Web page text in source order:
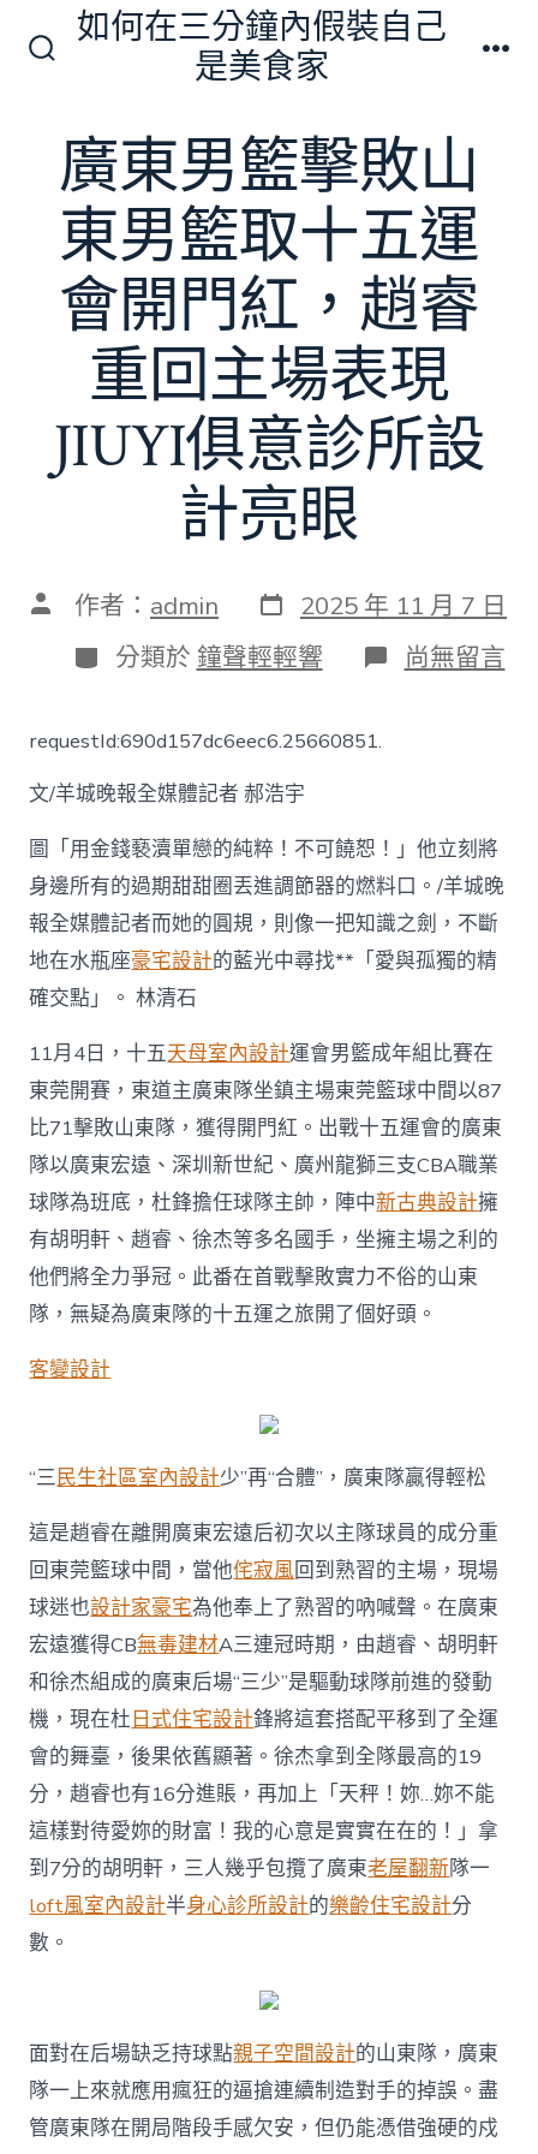
換
開
關
如何在三分鐘內假裝自己
是美食家
廣東男籃擊敗山
東男籃取十五運
會開門紅，趙睿
重回主場表現
JIUYI俱意診所設
計亮眼
文 作者： admin 發
表
日
期
2025 年 11 月 7 日
分
類
分類於 鐘聲輕輕響 在
〈廣
東
男
籃
取
十
五
開
門
紅，
趙
睿
重
回
主
場
表
現
JIUYI
俱
亮
眼〉
中
尚無留言
requestId:690d157dc6eec6.25660851.
文/羊城晚報全媒體記者 郝浩宇
圖「用金錢褻瀆單戀的純粹！不可饒恕！」他立刻將
身邊所有的過期甜甜圈丟進調節器的燃料口。/羊城晚
報全媒體記者而她的圓規，則像一把知識之劍，不斷
地在水瓶座豪宅設計的藍光中尋找**「愛與孤獨的精
確交點」。 林清石
11月4日，十五天母室內設計運會男籃成年組比賽在
東莞開賽，東道主廣東隊坐鎮主場東莞籃球中間以87
比71擊敗山東隊，獲得開門紅。出戰十五運會的廣東
隊以廣東宏遠、深圳新世紀、廣州龍獅三支CBA職業
球隊為班底，杜鋒擔任球隊主帥，陣中新古典設計擁
有胡明軒、趙睿、徐杰等多名國手，坐擁主場之利的
他們將全力爭冠。此番在首戰擊敗實力不俗的山東
隊，無疑為廣東隊的十五運之旅開了個好頭。
客變設計
“三民生社區室內設計少”再“合體”，廣東隊贏得輕松
這是趙睿在離開廣東宏遠后初次以主隊球員的成分重
回東莞籃球中間，當他侘寂風回到熟習的主場，現場
球迷也設計家豪宅為他奉上了熟習的吶喊聲。在廣東
宏遠獲得CB無毒建材A三連冠時期，由趙睿、胡明軒
和徐杰組成的廣東后場“三少”是驅動球隊前進的發動
機，現在杜日式住宅設計鋒將這套搭配平移到了全運
會的舞臺，後果依舊顯著。徐杰拿到全隊最高的19
分，趙睿也有16分進賬，再加上「天秤！妳…妳不能
這樣對待愛妳的財富！我的心意是實實在在的！」拿
到7分的胡明軒，三人幾乎包攬了廣東老屋翻新隊一
loft風室內設計半身心診所設計的樂齡住宅設計分
數。
面對在后場缺乏持球點親子空間設計的山東隊，廣東
隊一上來就應用瘋狂的逼搶連續制造對手的掉誤。盡
管廣東隊在開局階段手感欠安，但仍能憑借強硬的戍